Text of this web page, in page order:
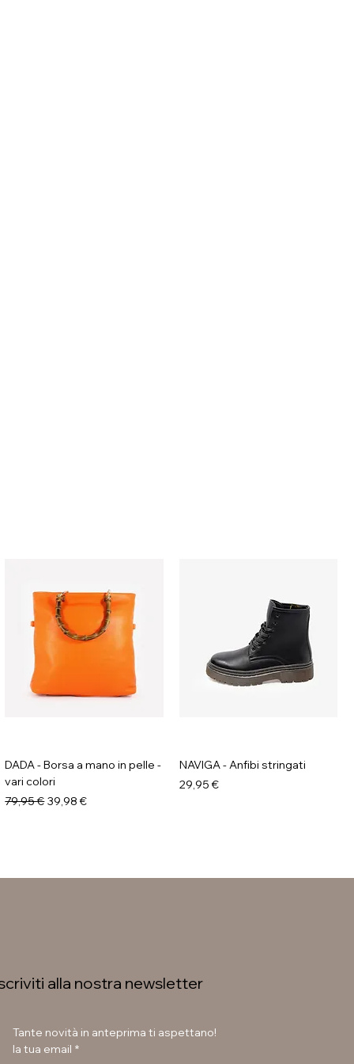
DADA - Borsa a mano in pelle -
vari colori
Prezzo regolare
79,95 € Prezzo scontato
39,98 €
NAVIGA - Anfibi stringati
Prezzo
29,95 €
alla nostra newsletter
Tante novità in anteprima ti aspettano!
la tua email *